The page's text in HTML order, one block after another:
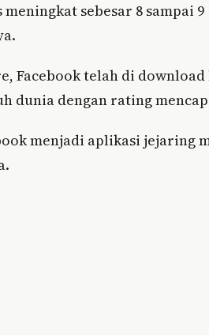
sebesar 8 sampai 9
Facebook telah di
dunia dengan rating
menjadi aplikasi jejaring